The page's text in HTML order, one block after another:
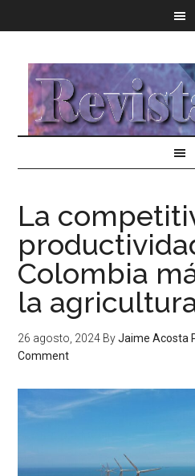
La
Colombia
la
26 agosto, 2024 ByJaime Acosta
Comment